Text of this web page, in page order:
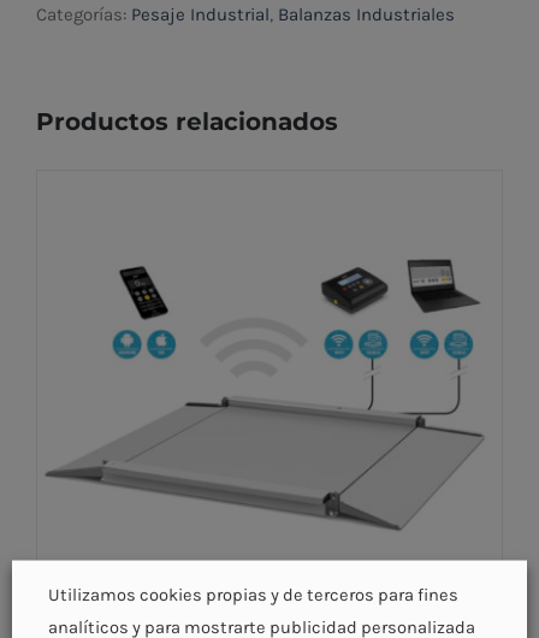
Categorías: Pesaje Industrial, Balanzas Industriales
Productos relacionados
Utilizamos cookies propias y de terceros para fines
analíticos y para mostrarte publicidad personalizada